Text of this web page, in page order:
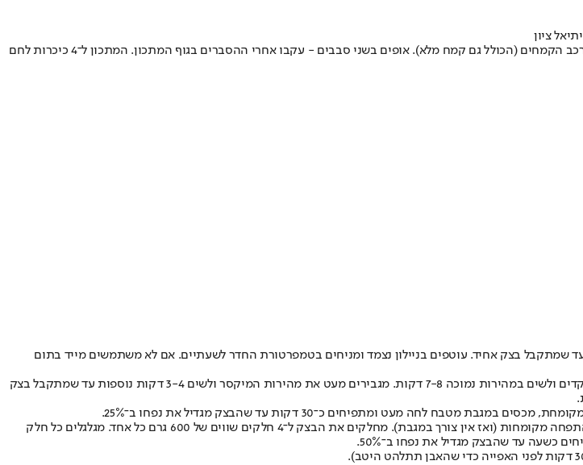
ציון
זהו לחם שמיץ תפוחים וקוביות תפוח ירוק מעניקים לו רמז של מתיקות רעננה, שמשתלבת היטב עם הרכב הקמחים (הכולל גם קמח מלא). אופים בשני סבבים - עקבו אחרי ההסברים בגוף המתכון. המתכון ל־4 כיכרות לחם
שמתקבל בצק אחיד. עוטפים בניילון נצמד ומניחים בטמפרטורת החדר לשעתיים. אם לא משתמשים מייד בתום
מכינים את בצק הלחם: בקערת מיקסר שמים את כל החומרים, למעט התפוחים. מוסיפים את הבצק המקדים ולשים במהירות נמוכה 7-8 דקות. מגבירים מעט את מהירות המיקסר ולשים 3-4 דקות נוספות עד שמתקבל בצק
לחה מעט ומתפיחים כ־30 דקות עד שהבצק מגדיל את נפחו ב־25%.
מרפדים 4 קערות בקוטר 18 ס"מ או 20 ס"מ במגבת מטבח מקומחת היטב. אפשר להשתמש בסלסילות התפחה מקומחות (ואז אין צורך במגבת). מחלקים את הבצק ל־4 חלקים שווים של 600 גרם כל אחד. מגלגלים כל חלק
כשעה עד שהבצק מגדיל את נפחו ב־50%.